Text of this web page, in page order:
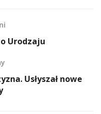
Urodzaju
Usłyszał nowe